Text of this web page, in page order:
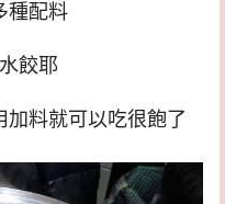
種配料
餃耶
加料就可以吃很飽了